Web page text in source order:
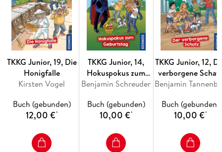
TKKG Junior, 19, Die
Honigfalle
Kirsten Vogel
Buch (gebunden)
12,00 €*
TKKG Junior, 14,
Hokuspokus zum
Geburtstag
Benjamin Schreuder
Buch (gebunden)
10,00 €*
TKKG Junior, 12,
verborgene
Buch (gebunden)
10,00 €*